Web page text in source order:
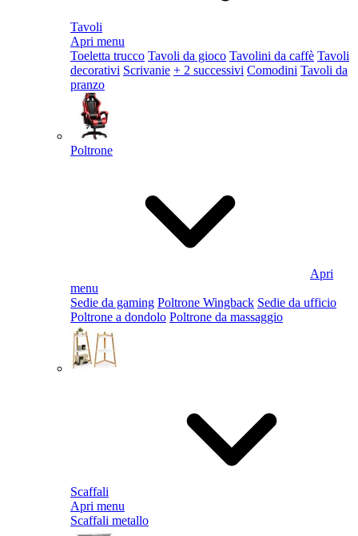
Tavoli
Apri menu
Toeletta trucco Tavoli da gioco Tavolini da caffè Tavoli
decorativi Scrivanie + 2 successivi Comodini Tavoli da
pranzo
Poltrone
Apri
menu
Sedie da gaming Poltrone Wingback Sedie da ufficio
Poltrone a dondolo Poltrone da massaggio
Scaffali
Apri menu
Scaffali metallo